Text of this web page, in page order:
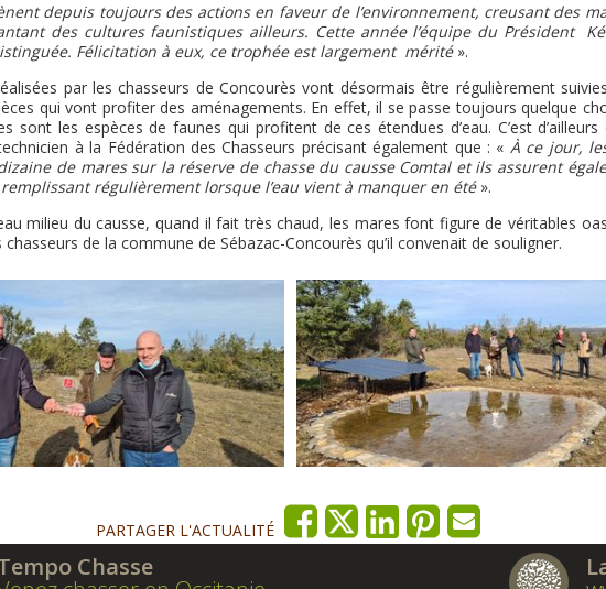
depuis toujours des actions en faveur de l’environnement, creusant des
des cultures faunistiques ailleurs. Cette année l’équipe du Président
Félicitation à eux, ce trophée est largement mérité».
par les chasseurs de Concourès vont désormais être régulièrement
qui vont profiter des aménagements. En effet, il se passe toujours quelque
sont les espèces de faunes qui profitent de ces étendues d’eau. C’est
à la Fédération des Chasseurs précisant également que : « À ce jour,
de mares sur la réserve de chasse du causse Comtal et ils assurent
régulièrement lorsque l’eau vient à manquer en été».
milieu du causse, quand il fait très chaud, les mares font figure de véritables
de la commune de Sébazac-Concourès qu’il convenait de souligner.
PARTAGER L'ACTUALITÉ
Chasse